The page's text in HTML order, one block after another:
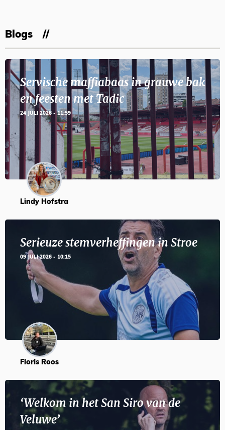
Blogs
Servische maffiabaas in grauwe bak
en feesten met Tadic
24 JULI 2026 - 11:59
Lindy Hofstra
Serieuze stemverheffingen in Stroe
09 JULI 2026 - 10:15
Floris Roos
‘Welkom in het San Siro van de
Veluwe’